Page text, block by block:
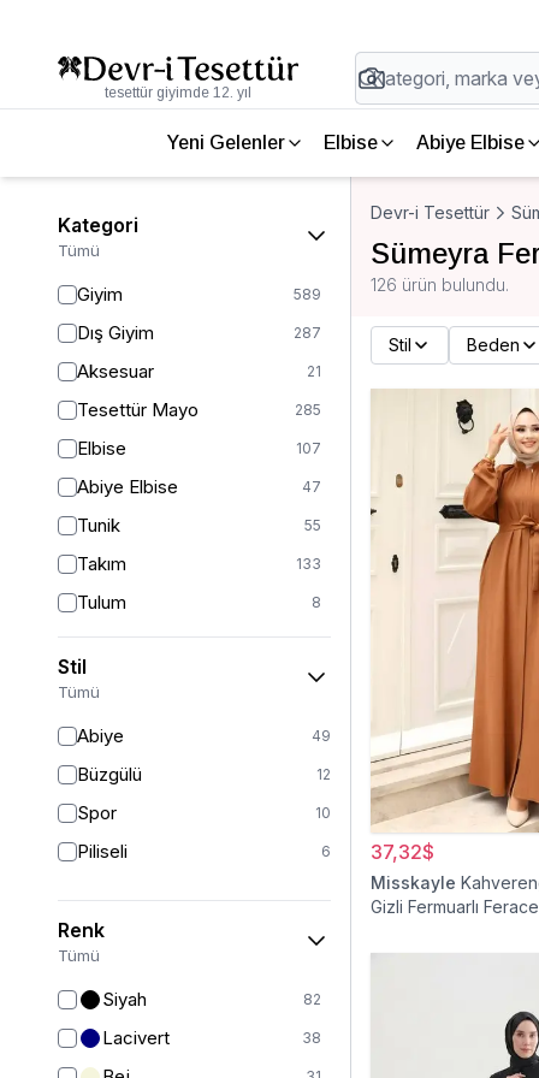
tesettür giyimde 12. yıl
Yeni Gelenler Elbise Abiye Elbise
Kategori
Tümü
Giyim 589
Dış Giyim 287
Aksesuar 21
Tesettür Mayo 285
Elbise 107
Abiye Elbise 47
Tunik 55
Takım 133
Tulum 8
Pantolon 148
Etek 19
Ferace 126
Kap & Pardesü
Trençkot
Hırka
Stil
Tümü
Abiye 49
Büzgülü 12
Spor 10
Piliseli 6
Renk
Tümü
Siyah 82
Lacivert 38
Devr-i Tesettür
Sümeyra
126 ürün bulundu.
Stil Beden
37,32$
Misskayle
Gizli Fermuarlı Ferace